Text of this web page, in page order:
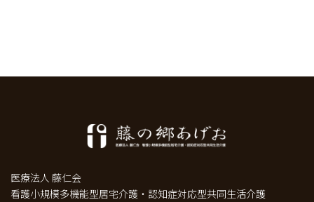
医療法人 藤仁会
看護小規模多機能型居宅介護・認知症対応型共同生活介護